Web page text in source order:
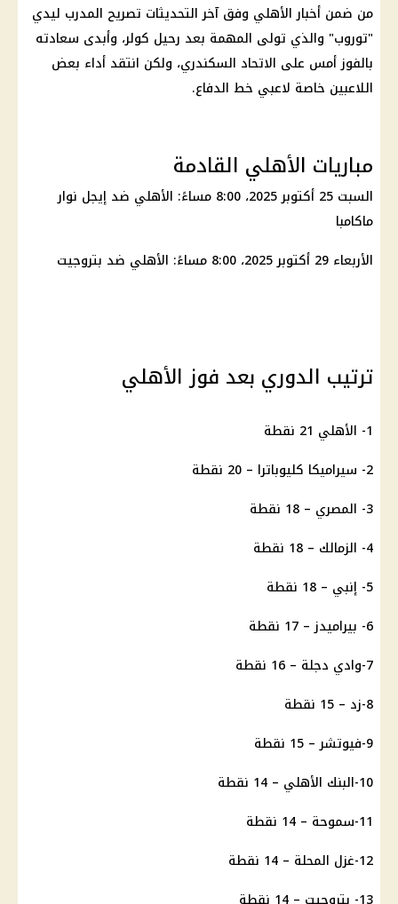
من ضمن أخبار الأهلي وفق آخر التحديثات تصريح المدرب ليدي
"توروب" والذي تولى المهمة بعد رحيل كولر، وأبدى سعادته
بالفوز أمس على الاتحاد السكندري، ولكن انتقد أداء بعض
اللاعبين خاصة لاعبي خط الدفاع.
مباريات الأهلي القادمة
السبت 25 أكتوبر 2025 ، 8:00 مساءً: الأهلي ضد إيجل نوار
ماكامبا
الأربعاء 29
أكتوبر 2025 ، 8:00 مساءً: الأهلي ضد بتروجيت
ترتيب الدوري بعد فوز الأهلي
1- الأهلي
2- سيراميكا كليوباترا – 20 نقطة
3- المصري – 18 نقطة
4- الزمالك – 18 نقطة
5- إنبي – 18 نقطة
6- بيراميدز– 17 نقطة
7-وادي دجلة – 16 نقطة
8-زد – 15 نقطة
9-فيوتشر – 15 نقطة
10- البنك الأهلي – 14 نقطة
11-سموحة – 14 نقطة
12-غزل المحلة – 14 نقطة